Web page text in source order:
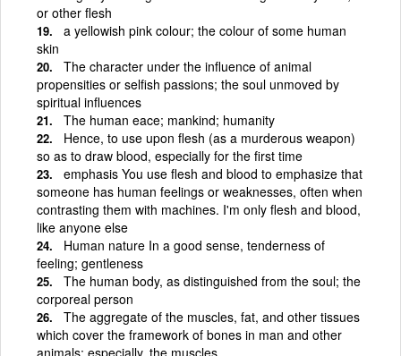
or other flesh
a yellowish pink colour; the colour of some human
skin
The character under the influence of animal
propensities or selfish passions; the soul unmoved by
spiritual influences
The human eace; mankind; humanity
Hence, to use upon flesh (as a murderous weapon)
so as to draw blood, especially for the first time
emphasis You use flesh and blood to emphasize that
someone has human feelings or weaknesses, often when
contrasting them with machines. I'm only flesh and blood,
like anyone else
Human nature In a good sense, tenderness of
feeling; gentleness
The human body, as distinguished from the soul; the
corporeal person
The aggregate of the muscles, fat, and other tissues
which cover the framework of bones in man and other
animals; especially, the muscles